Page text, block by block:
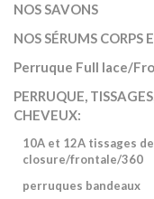
NOS SAVONS
NOS SÉRUMS CORPS
Perruque Full lace/
PERRUQUE,
CHEVEUX:
10A et 12A tissages
closure/frontale/360
perruques bandeaux